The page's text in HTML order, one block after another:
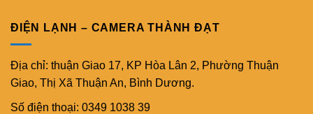
ĐIỆN LẠNH – CAMERA THÀNH ĐẠT
Địa chỉ: thuận Giao 17, KP Hòa Lân 2, Phường Thuận
Giao, Thị Xã Thuận An, Bình Dương.
Số điện thoại: 0349 1038 39